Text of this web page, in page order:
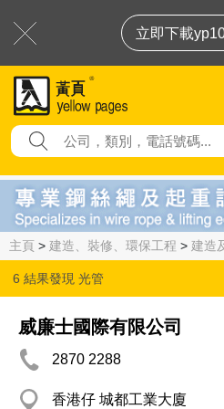
立即下載
主頁 > 建造、裝修、環保工程 > 建造
6 結果發現 光管
威廉士國際有限公司
2870 2288
香港仔 城都工業大廈